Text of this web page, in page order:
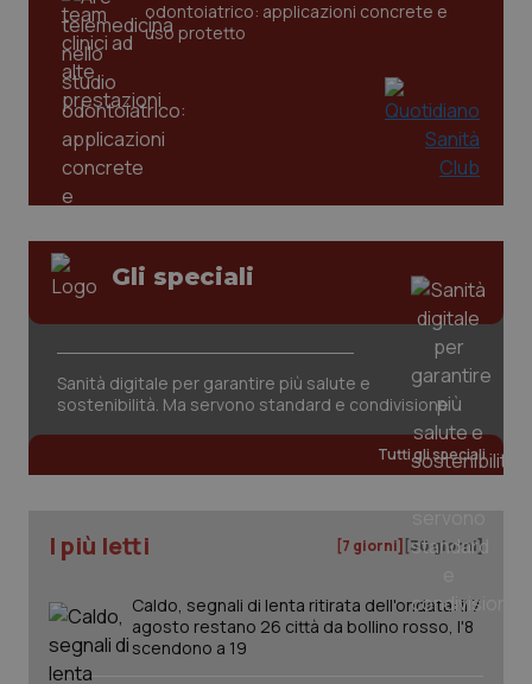
odontoiatrico: applicazioni concrete e
uso protetto
Gli speciali
Sanità digitale per garantire più salute e
sostenibilità. Ma servono standard e condivisione
Tutti gli speciali
I più letti [7 giorni] [30 giorni]
Caldo, segnali di lenta ritirata dell'ondata: il 7
agosto restano 26 città da bollino rosso, l'8
scendono a 19
CookieScriptConsent
www.quotidianosanita.it